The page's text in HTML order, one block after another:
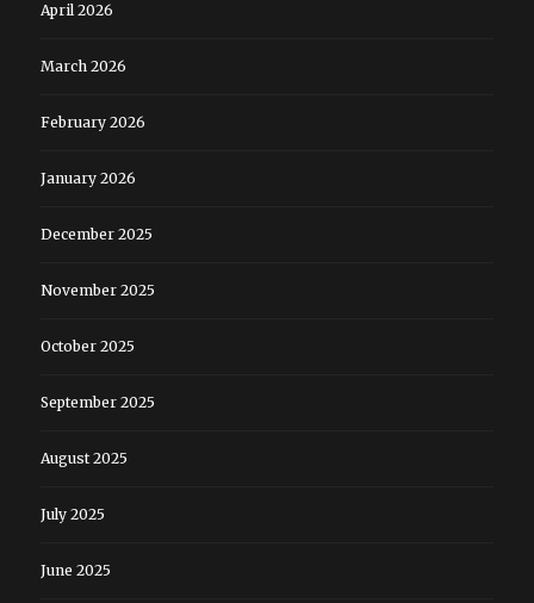
April 2026
March 2026
February 2026
January 2026
December 2025
November 2025
October 2025
September 2025
August 2025
July 2025
June 2025